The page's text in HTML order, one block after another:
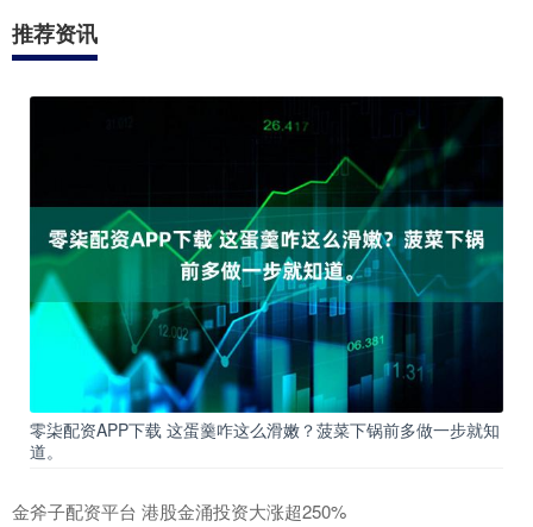
推荐资讯
零柒配资APP下载 这蛋羹咋这么滑嫩？菠菜下锅前多做一步就知
道。
金斧子配资平台 港股金涌投资大涨超250%